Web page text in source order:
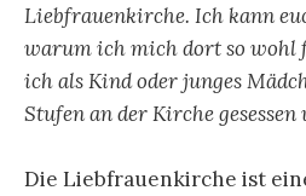
Liebfrauenkirche. Ich kann
warum ich mich dort so wohl
ich als Kind oder junges
Stufen an der Kirche gesessen
Die Liebfrauenkirche ist